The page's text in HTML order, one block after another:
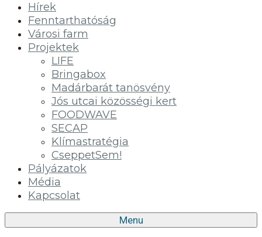
Hírek
Fenntarthatóság
Városi farm
Projektek
LIFE
Bringabox
Madárbarát tanösvény
Jós utcai közösségi kert
FOODWAVE
SECAP
Klímastratégia
CseppetSem!
Pályázatok
Média
Kapcsolat
Menu